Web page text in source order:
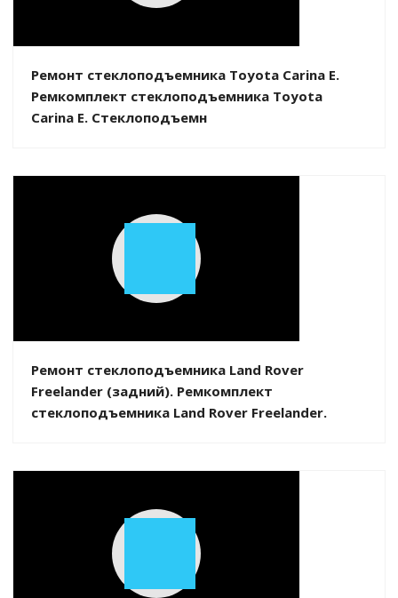
Ремонт стеклоподъемника Toyota Carina E.
Ремкомплект стеклоподъемника Toyota
Carina E. Стеклоподъемн
Play
Ремонт стеклоподъемника Land Rover
Freelander (задний). Ремкомплект
стеклоподъемника Land Rover Freelander.
Play